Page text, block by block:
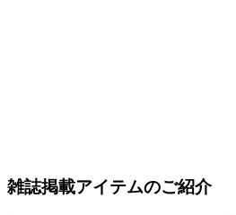
雑誌掲載アイテムのご紹介